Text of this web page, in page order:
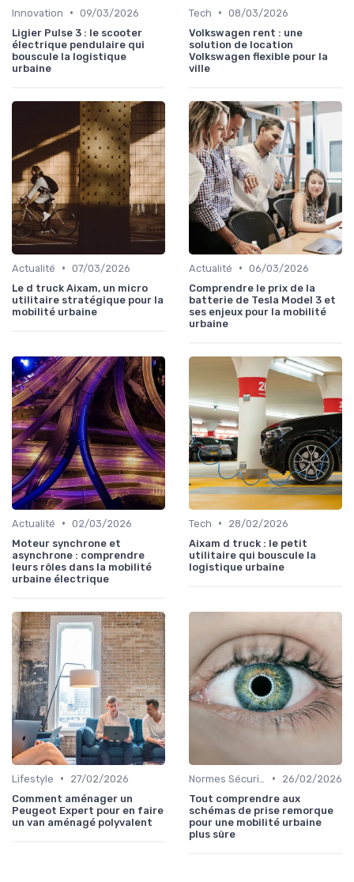
Innovation • 09/03/2026
Ligier Pulse 3 : le scooter
électrique pendulaire qui
bouscule la logistique
urbaine
Tech • 08/03/2026
Volkswagen rent : une
solution de location
Volkswagen flexible pour la
ville
Actualité • 07/03/2026
Le d truck Aixam, un micro
utilitaire stratégique pour la
mobilité urbaine
Actualité • 06/03/2026
Comprendre le prix de la
batterie de Tesla Model 3 et
ses enjeux pour la mobilité
urbaine
Actualité • 02/03/2026
Moteur synchrone et
asynchrone : comprendre
leurs rôles dans la mobilité
urbaine électrique
Tech •
28/02/2026
Aixam d truck : le petit
utilitaire qui bouscule la
logistique urbaine
Lifestyle •
27/02/2026
Comment aménager un
Peugeot Expert pour en faire
un van aménagé polyvalent
•
26/02/2026
Tout comprendre aux
schémas de prise remorque
pour une mobilité urbaine
plus sûre